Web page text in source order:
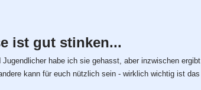
ist gut stinken...
habe ich sie gehasst, aber inzwischen
kann für euch nützlich sein - wirklich wichtig ist